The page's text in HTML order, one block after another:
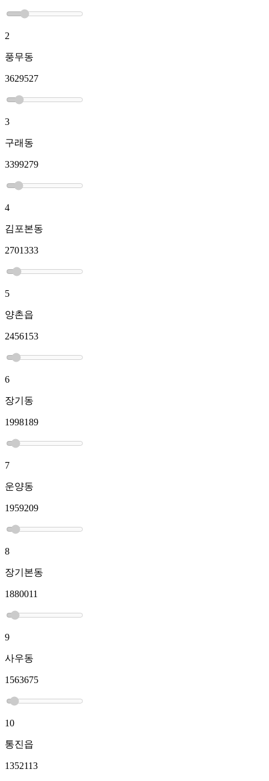
2
풍무동
3629527
3
구래동
3399279
4
김포본동
2701333
5
양촌읍
2456153
6
장기동
1998189
7
운양동
1959209
8
장기본동
1880011
9
사우동
1563675
10
통진읍
1352113